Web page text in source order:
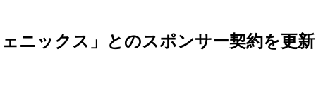
ニックス」とのスポンサー契約を更新